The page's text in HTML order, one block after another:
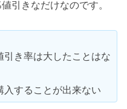
引きなだけなのです。
き率は大したことはな
入することが出来ない